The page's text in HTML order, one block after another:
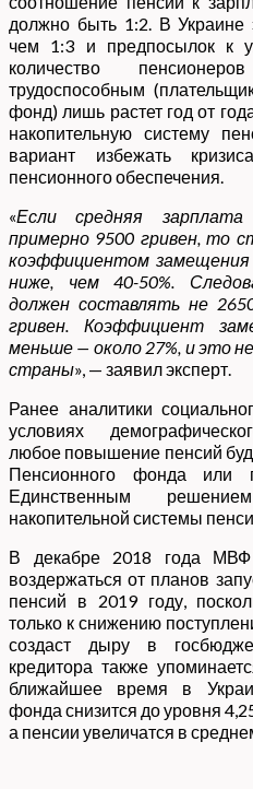
должно быть 1:2. В
чем 1:3 и предпосылок к
количество
трудоспособным
фонд) лишь растет год от
накопительную систему
вариант избежать
пенсионного обеспечения.
«Если средняя
примерно 9500 гривен, то
коэффициентом
ниже, чем 40-50%.
должен составлять не
гривен. Коэффициент
меньше — около 27%, и это
страны», — заявил эксперт.
Ранее аналитики
условиях
любое повышение пенсий
Пенсионного фонда или
Единственным
накопительной системы
В декабре 2018 года МВФ
воздержаться от планов
пенсий в 2019 году,
только к снижению
создаст дыру в
кредитора также
ближайшее время в
фонда снизится до уровня
а пенсии увеличатся в